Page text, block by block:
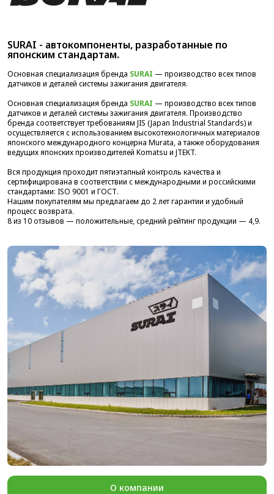
SURAI - автокомпоненты, разработанные по
японским стандартам.
Основная специализация бренда SURAI — производство всех типов
датчиков и деталей системы зажигания двигателя.
Основная специализация бренда SURAI — производство всех типов
датчиков и деталей системы зажигания двигателя. Производство
бренда соответствует требованиям JIS (Japan Industrial Standards) и
осуществляется с использованием высокотехнологичных материалов
японского международного концерна Murata, а также оборудования
ведущих японских производителей Komatsu и JTEKT.
Вся продукция проходит пятиэтапный контроль качества и
сертифицирована в соответствии с международными и российскими
стандартами: ISO 9001 и ГОСТ.
Нашим покупателям мы предлагаем до 2 лет гарантии и удобный
процесс возврата.
8 из 10 отзывов — положительные, средний рейтинг продукции — 4,9.
О компании